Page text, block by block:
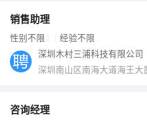
销售助理
性别不限 经验不限
深圳木村三浦科技有限公司
深圳南山区南海大道海王大
咨询经理